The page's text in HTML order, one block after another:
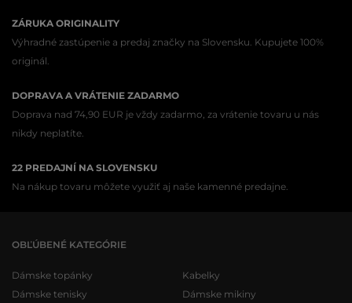
ZÁRUKA ORIGINALITY
Výhradné zastúpenie a predaj značky na Slovensku. Kupujete 100%
originál.
DOPRAVA A VRÁTENIE ZADARMO
Doprava nad 74,90 EUR je vždy zadarmo, za vrátenie tovaru u nás
nikdy neplatíte.
22 PREDAJNÍ NA SLOVENSKU
Na nákup tovaru môžete využiť aj naše kamenné predajne.
OBĽÚBENÉ KATEGÓRIE
Dámske topánky
Dámske tenisky
Kabelky
Dámske mikiny